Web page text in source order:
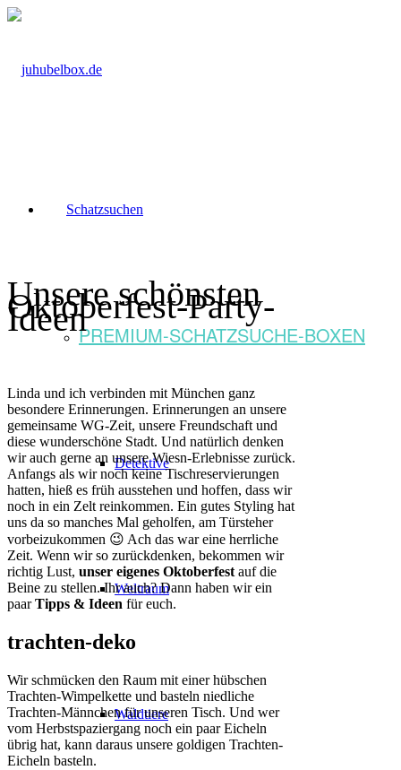
Schatzsuchen
PREMIUM-SCHATZSUCHE-BOXEN
Detektive
Weltraum
Waldtiere
Unsere schönsten
Oktoberfest-Party-
Ideen
Linda und ich verbinden mit München ganz
besondere Erinnerungen. Erinnerungen an unsere
gemeinsame WG-Zeit, unsere Freundschaft und
diese wunderschöne Stadt. Und natürlich denken
wir auch gerne an unsere Wiesn-Erlebnisse zurück.
Anfangs als wir noch keine Tischreservierungen
hatten, hieß es früh ausstehen und hoffen, dass wir
noch in ein Zelt reinkommen. Ein gutes Styling hat
uns da so manches Mal geholfen, am Türsteher
vorbeizukommen 😉 Ach das war eine herrliche
Zeit. Wenn wir so zurückdenken, bekommen wir
richtig Lust, unser eigenes Oktoberfest auf die
Beine zu stellen. Ihr auch? Dann haben wir ein
paarTipps & Ideen für euch.
trachten-deko
Wir schmücken den Raum mit einer hübschen
Trachten-Wimpelkette und basteln niedliche
Trachten-Männchen für unseren Tisch. Und wer
vom Herbstspaziergang noch ein paar Eicheln
übrig hat, kann daraus unsere goldigen Trachten-
Eicheln basteln.